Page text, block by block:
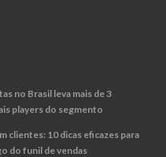
no Brasil leva mais de 3
players do segmento
clientes: 10 dicas eficazes para
do funil de vendas